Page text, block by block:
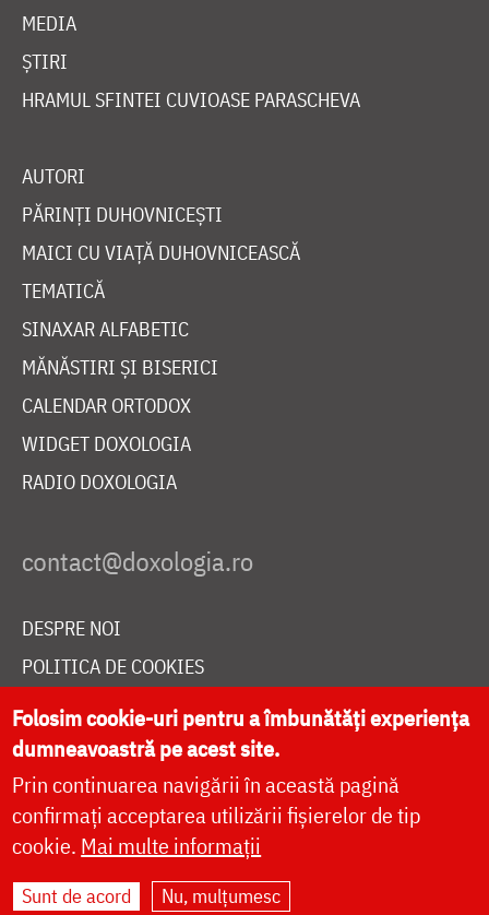
MEDIA
ȘTIRI
HRAMUL SFINTEI CUVIOASE PARASCHEVA
AUTORI
PĂRINȚI DUHOVNICEȘTI
MAICI CU VIAȚĂ DUHOVNICEASCĂ
TEMATICĂ
SINAXAR ALFABETIC
MĂNĂSTIRI ȘI BISERICI
CALENDAR ORTODOX
WIDGET DOXOLOGIA
RADIO DOXOLOGIA
DESPRE NOI
POLITICA DE COOKIES
DONEAZĂ ONLINE PENTRU CATEDRALA NAȚIONALĂ
LIVE
Site dezvoltat deDOXOLOGIA MEDIA
Folosim cookie-uri pentru a îmbunătăți experiența
dumneavoastră pe acest site.
Prin continuarea navigării în această pagină
confirmați acceptarea utilizării fișierelor de tip
cookie. Mai multe informații
Sunt de acord Nu, mulțumesc